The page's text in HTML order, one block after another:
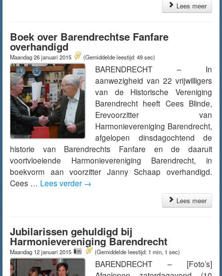
Lees meer
Boek over Barendrechtse Fanfare
overhandigd
Maandag 26 januari 2015 (Gemiddelde leestijd: 49 sec)
BARENDRECHT – In
aanwezigheid van 22 vrijwilligers
van de Historische Vereniging
Barendrecht heeft Cees Blinde,
Erevoorzitter van
Harmonievereniging Barendrecht,
afgelopen dinsdagochtend de
historie van Barendrechts Fanfare en de daaruit
voortvloeiende Harmonievereniging Barendrecht, in
boekvorm aan voorzitter Janny Schaap overhandigd.
Cees … Lees verder →
Lees meer
Jubilarissen gehuldigd bij
Harmonievereniging Barendrecht
Maandag 12 januari 2015 (Gemiddelde leestijd: 1 min, 1 sec)
BARENDRECHT – [Foto’s]